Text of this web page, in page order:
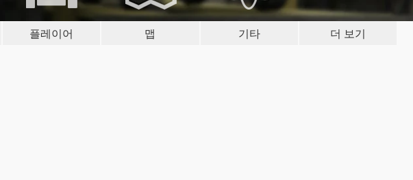
플레이어 맵 기타 더 보기